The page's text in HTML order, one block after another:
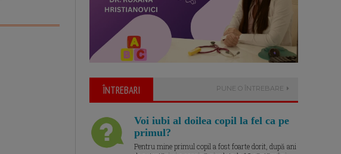
ÎNTREBARI PUNE O ÎNTREBARE
Voi iubi al doilea copil la fel ca pe
primul?
Pentru mine primul copil a fost foarte dorit, după ani